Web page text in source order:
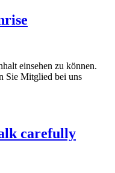
einsehen zu können.
Sie Mitglied bei uns
carefully